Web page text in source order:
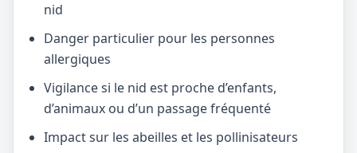
nid
Danger particulier pour les personnes
allergiques
Vigilance si le nid est proche d’enfants,
d’animaux ou d’un passage fréquenté
Impact sur les abeilles et les pollinisateurs